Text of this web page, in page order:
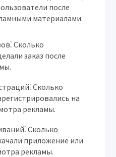
после
материалами.
Сколько
заказ после
Сколько
на
рекламы.
Сколько
приложение или
рекламы.